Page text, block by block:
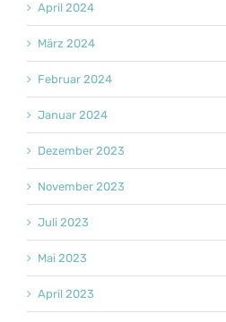
April 2024
März 2024
Februar 2024
Januar 2024
Dezember 2023
November 2023
Juli 2023
Mai 2023
April 2023